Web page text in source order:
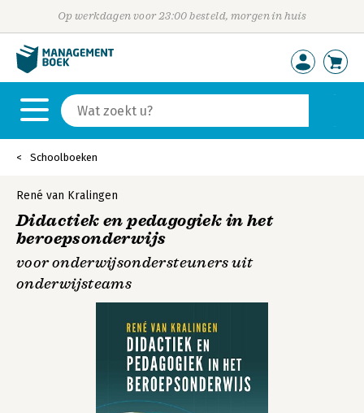
Op werkdagen voor 23:00 besteld, morgen in huis
Schoolboeken
René van Kralingen
Didactiek en pedagogiek in het
beroepsonderwijs
voor onderwijsondersteuners uit
onderwijsteams